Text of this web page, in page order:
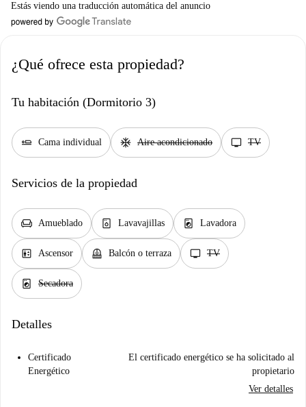
Estás viendo una traducción automática del anuncio
¿Qué ofrece esta propiedad?
Tu habitación (Dormitorio 3)
airline_seat_flat Cama individual ac_unit Aire acondicionado tv TV
Servicios de la propiedad
chair Amueblado dishwasher_gen Lavavajillas local_laundry_service Lavadora
elevator Ascensor balcony Balcón o terraza tv TV
local_laundry_service Secadora
Detalles
Certificado
Energético
El certificado energético se ha solicitado al
propietario
Ver detalles